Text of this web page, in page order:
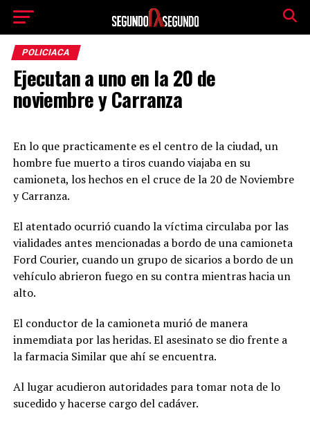
POLICIACA
Ejecutan a uno en la 20 de
noviembre y Carranza
En lo que practicamente es el centro de la ciudad, un
hombre fue muerto a tiros cuando viajaba en su
camioneta, los hechos en el cruce de la 20 de Noviembre
y Carranza.
El atentado ocurrió cuando la víctima circulaba por las
vialidades antes mencionadas a bordo de una camioneta
Ford Courier, cuando un grupo de sicarios a bordo de un
vehículo abrieron fuego en su contra mientras hacia un
alto.
El conductor de la camioneta murió de manera
inmemdiata por las heridas. El asesinato se dio frente a
la farmacia Similar que ahí se encuentra.
Al lugar acudieron autoridades para tomar nota de lo
sucedido y hacerse cargo del cadáver.